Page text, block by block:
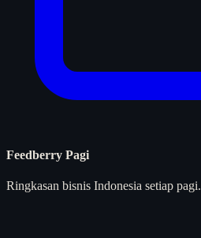
Feedberry Pagi
Ringkasan bisnis Indonesia setiap pagi.